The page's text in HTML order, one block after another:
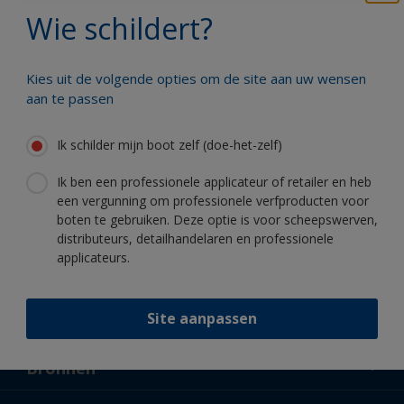
Wie schildert?
Kies uit de volgende opties om de site aan uw wensen
aan te passen
Ik schilder mijn boot zelf (doe-het-zelf)
Ik ben een professionele applicateur of retailer en heb
een vergunning om professionele verfproducten voor
boten te gebruiken. Deze optie is voor scheepswerven,
distributeurs, detailhandelaren en professionele
applicateurs.
Site aanpassen
Profiteer van onze non-stop innovatie
Volg International:
Bronnen